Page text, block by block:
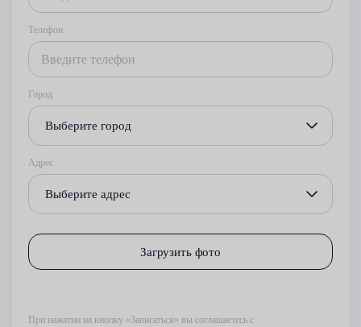
Телефон
Город
Выберите город
Адрес
Выберите адрес
Загрузить фото
При нажатии на кнопку «Записаться» вы соглашаетесь с